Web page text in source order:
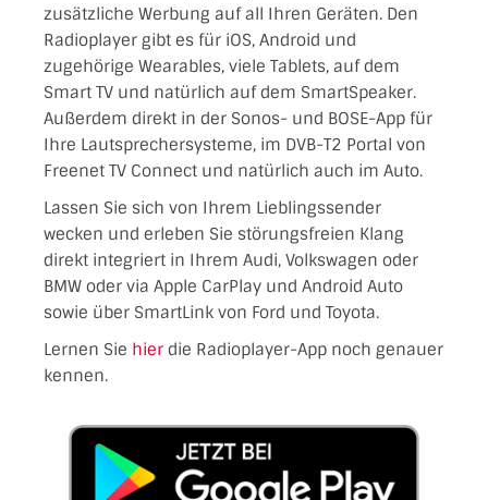
zusätzliche Werbung auf all Ihren Geräten. Den
Radioplayer gibt es für iOS, Android und
zugehörige Wearables, viele Tablets, auf dem
Smart TV und natürlich auf dem SmartSpeaker.
Außerdem direkt in der Sonos- und BOSE-App für
Ihre Lautsprechersysteme, im DVB-T2 Portal von
Freenet TV Connect und natürlich auch im Auto.
Lassen Sie sich von Ihrem Lieblingssender
wecken und erleben Sie störungsfreien Klang
direkt integriert in Ihrem Audi, Volkswagen oder
BMW oder via Apple CarPlay und Android Auto
sowie über SmartLink von Ford und Toyota.
Lernen Sie hier die Radioplayer-App noch genauer
kennen.